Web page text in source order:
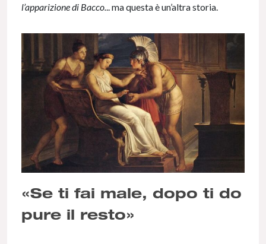
l’apparizione di Bacco.
.. ma questa è un’altra storia.
«Se ti fai male, dopo ti do
pure il resto»